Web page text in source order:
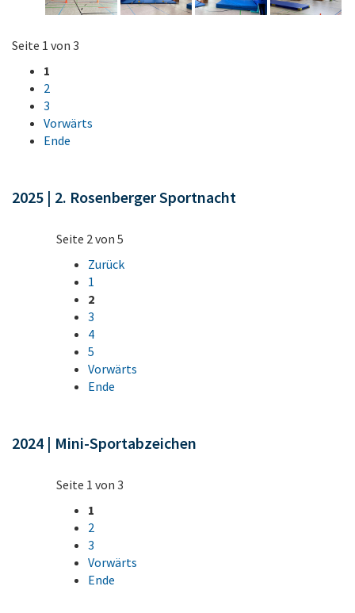
Seite 1 von 3
1
2
3
Vorwärts
Ende
2025 | 2. Rosenberger Sportnacht
Seite 2 von 5
Zurück
1
2
3
4
5
Vorwärts
Ende
2024 | Mini-Sportabzeichen
Seite 1 von 3
1
2
3
Vorwärts
Ende